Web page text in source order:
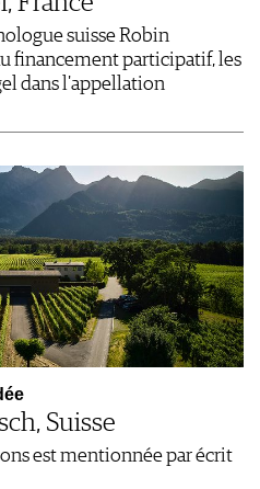
suisse Robin
financement participatif, les
dans l'appellation
Suisse
est mentionnée par écrit